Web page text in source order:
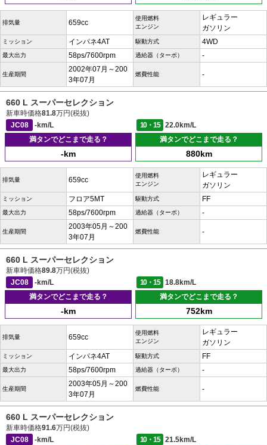
排気量 659cc
使用燃料
エンジン
レギュラー
ガソリン
ミッション インパネ4AT 駆動方式 4WD
最大出力 58ps/7600rpm 過給器（ターボ） -
生産期間
2002年07月～200
3年07月
燃費性能 -
660 L スーパーセレクション
新車時価格81.8万円(税抜)
JC08
-km/L 10・15
22.0km/L
満タンでどこまで走る？
-km
満タンでどこまで走る？
880km
排気量 659cc
使用燃料
エンジン
レギュラー
ガソリン
ミッション フロア5MT 駆動方式 FF
最大出力 58ps/7600rpm 過給器（ターボ） -
生産期間
2003年05月～200
3年07月
燃費性能 -
660 L スーパーセレクション
新車時価格89.8万円(税抜)
JC08
-km/L 10・15
18.8km/L
満タンでどこまで走る？
-km
満タンでどこまで走る？
752km
排気量 659cc
使用燃料
エンジン
レギュラー
ガソリン
ミッション インパネ4AT 駆動方式 FF
最大出力 58ps/7600rpm 過給器（ターボ） -
生産期間
2003年05月～200
3年07月
燃費性能 -
660 L スーパーセレクション
新車時価格91.6万円(税抜)
JC08
-km/L 10・15
21.5km/L